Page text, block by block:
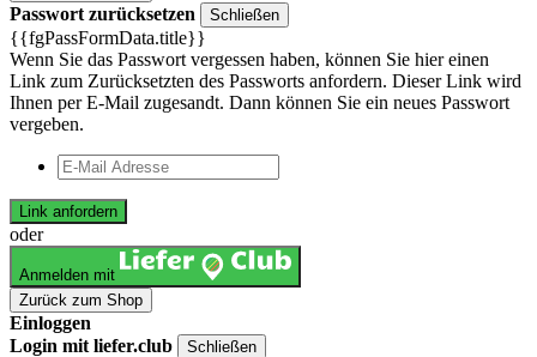
Passwort zurücksetzen Schließen
{{fgPassFormData.title}}
Wenn Sie das Passwort vergessen haben, können Sie hier einen
Link zum Zurücksetzten des Passworts anfordern. Dieser Link wird
Ihnen per E-Mail zugesandt. Dann können Sie ein neues Passwort
vergeben.
Link anfordern
oder
Anmelden mit
Zurück zum Shop
Einloggen
Login mit liefer.club
Schließen